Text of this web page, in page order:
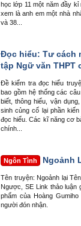
học lớp 11 một năm đầy
xem là anh em một nhà
và 38...
Đọc hiểu: Tư cách
tập Ngữ văn
Đề kiểm tra đọc hiểu
bao gồm hệ thống các
biết, thông hiểu, vận
sinh củng cố lại phần
đọc hiểu. Các kĩ năng cơ
chính...
Ngôn Tình Ngoảnh
Tên truyện: Ngoảnh lại
Ngược, SE Link thảo luận
phẩm của Hoàng
người đón nhận.